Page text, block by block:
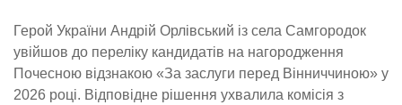
Герой України Андрій Орлівський із села Самгородок
увійшов до переліку кандидатів на нагородження
Почесною відзнакою «За заслуги перед Вінниччиною» у
2026 році. Відповідне рішення ухвалила комісія з